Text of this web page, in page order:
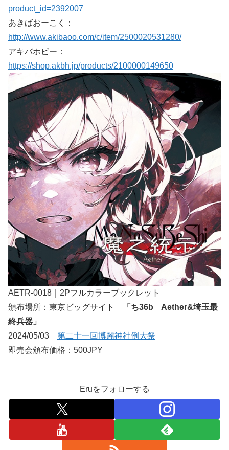
product_id=2392007
あきばおーこく：
http://www.akibaoo.com/c/item/2500020531280/
アキバホビー：
https://shop.akbh.jp/products/2100000149650
AETR-0018｜2Pフルカラーブックレット
頒布場所：東京ビッグサイト
「ち36b Aether&埼玉最
終兵器」
2024/05/03 第二十一回博麗神社例大祭
即売会頒布価格：500JPY
Eruをフォローする